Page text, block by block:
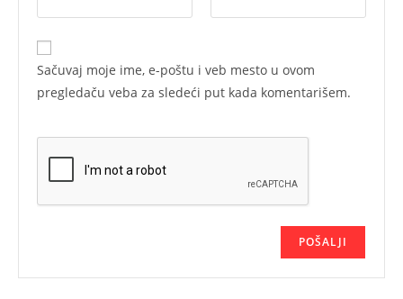
Sačuvaj moje ime, e-poštu i veb mesto u ovom
pregledaču veba za sledeći put kada komentarišem.